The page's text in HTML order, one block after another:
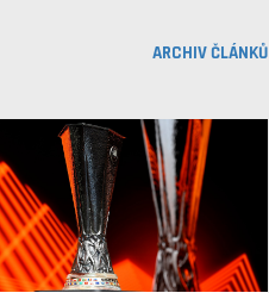
ARCHIV ČLÁNKŮ